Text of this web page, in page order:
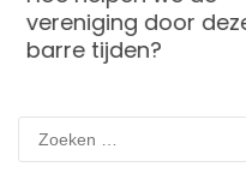
vereniging door deze
barre tijden?
Zoeken
naar: